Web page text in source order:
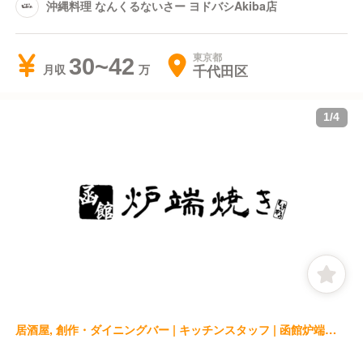
沖縄料理 なんくるないさー ヨドバシAkiba店
月収 30~42 東京都
千代田区
1/4
居酒屋, 創作・ダイニングバー | キッチンスタッフ | 函館炉端焼き しげぞう 神保町店